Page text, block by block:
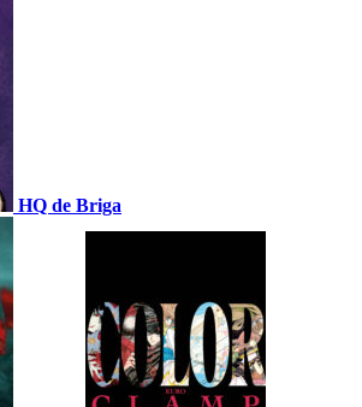
HQ de Briga